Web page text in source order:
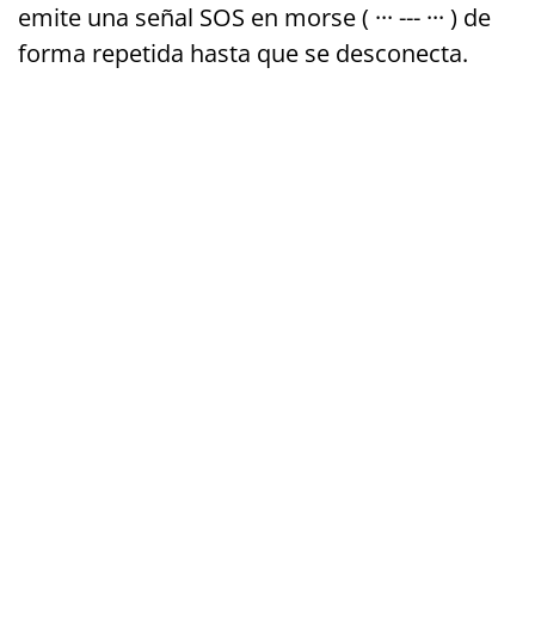
emite una señal SOS en morse ( ··· --- ··· ) de
forma repetida hasta que se desconecta.